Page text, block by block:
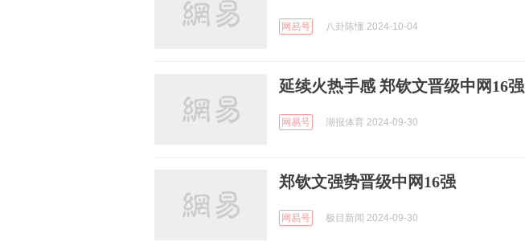
网易号 八卦陈懂 2024-10-04
延续火热手感 郑钦文晋级中网16强
网易号 湖报体育 2024-09-30
郑钦文强势晋级中网16强
网易号 极目新闻 2024-09-30